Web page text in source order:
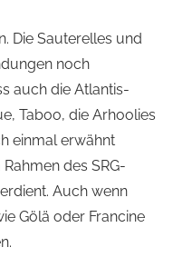
Die Sauterelles und
noch
auch die Atlantis-
Taboo, die Arhoolies
einmal erwähnt
des SRG-
Auch wenn
Gölä oder Francine